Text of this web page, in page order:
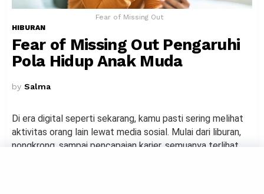
Fear of Missing Out
HIBURAN
Fear of Missing Out Pengaruhi
Pola Hidup Anak Muda
by Salma
Di era digital seperti sekarang, kamu pasti sering melihat
aktivitas orang lain lewat media sosial. Mulai dari liburan,
nongkrong, sampai pencapaian karier, semuanya terlihat